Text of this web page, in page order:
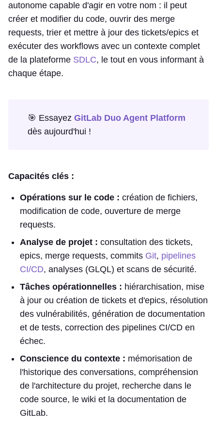
autonome capable d'agir en votre nom : il peut
créer et modifier du code, ouvrir des merge
requests, trier et mettre à jour des tickets/epics et
exécuter des workflows avec un contexte complet
de la plateforme SDLC, le tout en vous informant à
chaque étape.
🎯 Essayez GitLab Duo Agent Platform
dès aujourd'hui !
Capacités clés :
Opérations sur le code : création de fichiers,
modification de code, ouverture de merge
requests.
Analyse de projet : consultation des tickets,
epics, merge requests, commits Git, pipelines
CI/CD, analyses (GLQL) et scans de sécurité.
Tâches opérationnelles : hiérarchisation, mise
à jour ou création de tickets et d'epics, résolution
des vulnérabilités, génération de documentation
et de tests, correction des pipelines CI/CD en
échec.
Conscience du contexte : mémorisation de
l'historique des conversations, compréhension
de l'architecture du projet, recherche dans le
code source, le wiki et la documentation de
GitLab.